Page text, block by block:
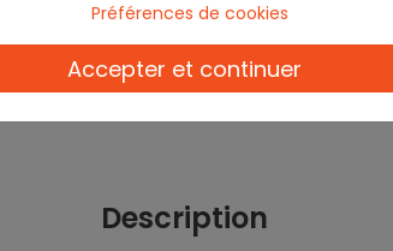
Description
Préférences de cookies
Accepter et continuer